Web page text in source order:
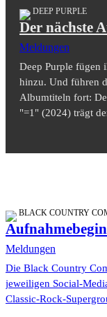
DEEP PURPLE
Der nächste
Meldungen
Deep Purple fügen
hinzu. Und führen
Albumtiteln fort:
"=1" (2024) trägt
BLACK COUNTRY
Meldungen
Die Black Country
jeweiligen Social-
Classic-Rock-